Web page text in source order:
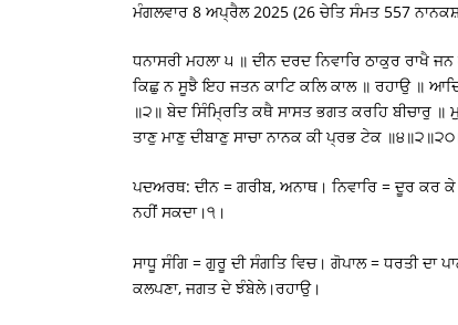
ਮੰਗਲਵਾਰ 8 ਅਪ੍ਰੈਲ 2025 (26 ਚੇਤਿ ਸੰਮਤ 557
ਧਨਾਸਰੀ ਮਹਲਾ ੫ ॥ ਦੀਨ ਦਰਦ ਨਿਵਾਰਿ ਠਾਕੁਰ
ਕਿਛੁ ਨ ਸੂਝੈ ਇਹ ਜਤਨ ਕਾਟਿ ਕਲਿ ਕਾਲ ॥ ਰਹਾਉ ॥
॥੨॥ ਬੇਦ ਸਿੰਮ੍ਰਿਤਿ ਕਥੈ ਸਾਸਤ ਭਗਤ ਕਰਹਿ ਬੀਚਾਰੁ
ਤਾਣੁ ਮਾਣੁ ਦੀਬਾਣੁ ਸਾਚਾ ਨਾਨਕ ਕੀ ਪ੍ਰਭ ਟੇਕ
ਪਦਅਰਥ: ਦੀਨ = ਗਰੀਬ, ਅਨਾਥ। ਨਿਵਾਰਿ = ਦੂਰ ਕਰ
ਨਹੀਂ ਸਕਦਾ।੧।
ਸਾਧੂ ਸੰਗਿ = ਗੁਰੂ ਦੀ ਸੰਗਤਿ ਵਿਚ। ਗੋਪਾਲ = ਧਰਤੀ ਦਾ
ਕਲਪਣਾ, ਜਗਤ ਦੇ ਝੰਬੇਲੇ।ਰਹਾਉ।